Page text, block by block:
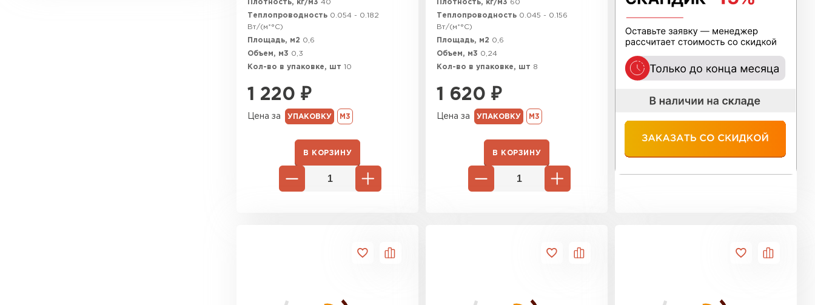
Плотность, кг/м3 40
Теплопроводность 0.054 - 0.182
Вт/(м*°C)
Площадь, м2 0,6
Объем, м3 0,3
Кол-во в упаковке, шт 10
1 220 ₽
Цена за УПАКОВКУ М3
В КОРЗИНУ
Плотность, кг/м3 60
Теплопроводность 0.045 - 0.156
Вт/(м*°C)
Площадь, м2 0,6
Объем, м3 0,24
Кол-во в упаковке, шт 8
1 620 ₽
Цена за УПАКОВКУ М3
В КОРЗИНУ
Утеплитель Тимплэкс
ПЕРЕЙТИ
Утеплитель Basfiber
ПЕРЕЙТИ
Утеплитель Теплекс
ПЕРЕЙТИ